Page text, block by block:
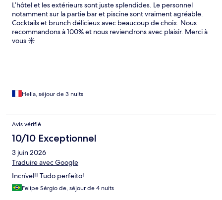
L’hôtel et les extérieurs sont juste splendides. Le personnel
notamment sur la partie bar et piscine sont vraiment agréable.
Cocktails et brunch délicieux avec beaucoup de choix. Nous
recommandons à 100% et nous reviendrons avec plaisir. Merci à
vous ☀️
Helia, séjour de 3 nuits
Avis vérifié
10/10 Exceptionnel
3 juin 2026
Traduire avec Google
Incrível!! Tudo perfeito!
Felipe Sérgio de, séjour de 4 nuits